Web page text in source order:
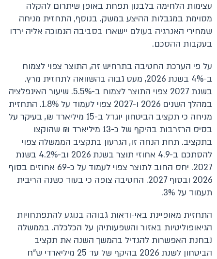
עצימות הלחימה בלבנון תפחת באופן שיתרום להקלה
מסוימת במגבלות ההיצע במשק. בנוסף, התחזית מניחה
שמחירי האנרגיה בעולם יישארו בסביבה הנמוכה אליה ירדו
בעקבות ההסכם.
על פי הערכת החטיבה בתרחיש זה, התוצר צפוי לצמוח
ב-4% בשנת 2026, מעט גבוה בהשוואה לתחזית מרץ.
בשנת 2027 צפוי התוצר לצמוח ב-5.5%. שיעור האינפלציה
במהלך השנים 2026 ו-2027 צפוי לעמוד על 1.8%. התחזית
מניחה כי תקציב הביטחון יוגדל ב-15 מיליארד ₪, בעיקר על
בסיס הרזרבות בהיקף של כ-13 מיליארד ₪ שהוקצו
בתקציב. תחת הנחה זו, הגרעון בתקציב הממשלה צפוי
להסתכם ב-4.9 אחוזי תוצר בשנת 2026 וב-4.2% בשנת
2027. יחס החוב לתוצר צפוי לעמוד על כ-69 אחוזים בסוף
2026 ובסוף 2027. החטיבה צופה כי בעוד כשנה הריבית
תעמוד על 3%.
התחזית מאופיינת באי-ודאות גבוהה בנוגע להתפתחויות
הגיאופוליטיות באזור והשפעותיהן על הכלכלה. בממשלה
נבחנת האפשרות להגדיל בהמשך השנה את תקציב
הביטחון לשנת 2026 בהיקף של עד 25 מיליארדי ש"ח